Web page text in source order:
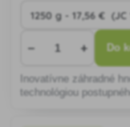
− + Do
Inovatívne záhradné
technológiou